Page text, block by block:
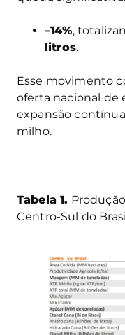
–14%,
litros.
Esse movimento
oferta nacional de
expansão
milho.
Tabela 1.
Centro-Sul do